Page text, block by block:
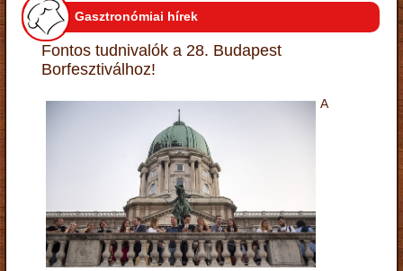
Gasztronómiai hírek
Fontos tudnivalók a 28. Budapest
Borfesztiválhoz!
A